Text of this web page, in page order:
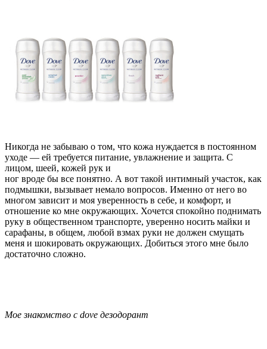
Никогда не забываю о том, что кожа нуждается в постоянном
уходе — ей требуется питание, увлажнение и защита. С
лицом, шеей, кожей рук и
ног вроде бы все понятно. А вот такой интимный участок, как
подмышки, вызывает немало вопросов. Именно от него во
многом зависит и моя уверенность в себе, и комфорт, и
отношение ко мне окружающих. Хочется спокойно поднимать
руку в общественном транспорте, уверенно носить майки и
сарафаны, в общем, любой взмах руки не должен смущать
меня и шокировать окружающих. Добиться этого мне было
достаточно сложно.
Мое знакомство с dove дезодорант